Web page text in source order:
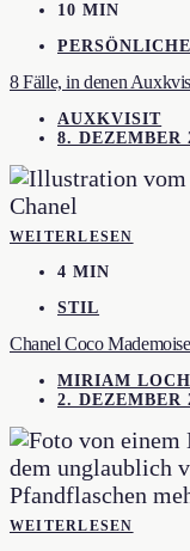
10 MIN
8 Fälle, in denen
AUXKVISIT
8. DEZEMBER
WEITERLESEN
4 MIN
STIL
Chanel Coco
MIRIAM
2. DEZEMBER
WEITERLESEN